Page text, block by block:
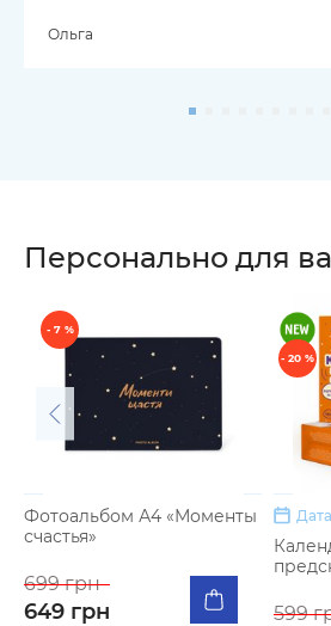
Ольга
Персонально для
- 7 %
Фотоальбом А4 «Моменты
счастья»
699 грн
649 грн
- 20 %
599